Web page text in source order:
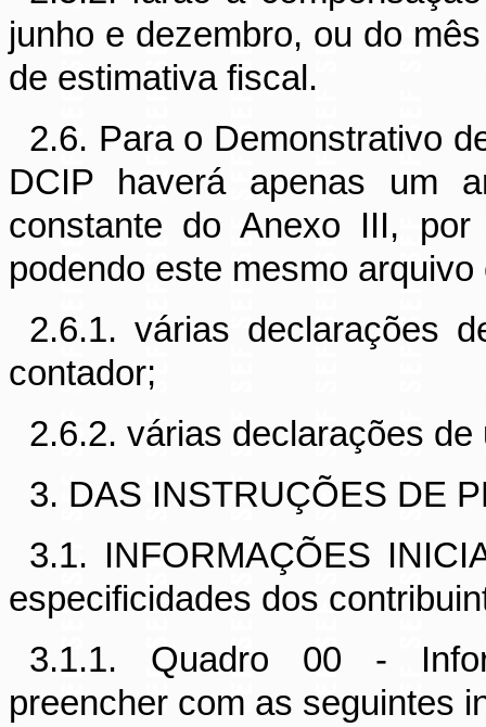
junho e dezembro, ou do
de estimativa fiscal.
2.6. Para o Demonstrativo
DCIP haverá apenas um
constante do Anexo III, por
podendo este mesmo arquivo
2.6.1. várias declarações
contador;
2.6.2. várias declarações
3. DAS INSTRUÇÕES DE
3.1. INFORMAÇÕES
especificidades dos
3.1.1. Quadro 00 -
preencher com as seguintes